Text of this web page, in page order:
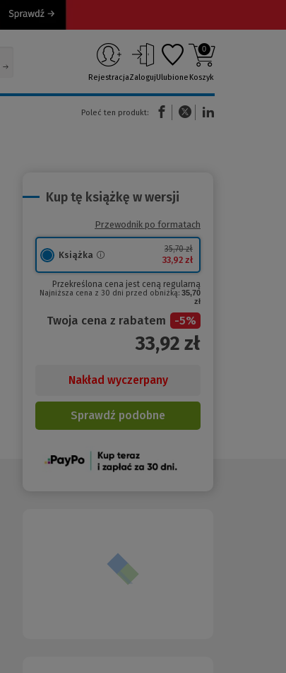
RejestracjaZalogujUlubione
0
Koszyk
Poleć ten produkt:
(Nowe okno)(Link do innej strony)
Kup tę książkę w wersji
Przewodnik po formatach
Książka
35,70 zł
33,92 zł
Przekreślona cena jest ceną regularną
Najniższa cena z 30 dni przed obniżką: 35,70
zł
Twoja cena z rabatem -5%
33,92 zł
Nakład wyczerpany
Sprawdź podobne
(Nowe